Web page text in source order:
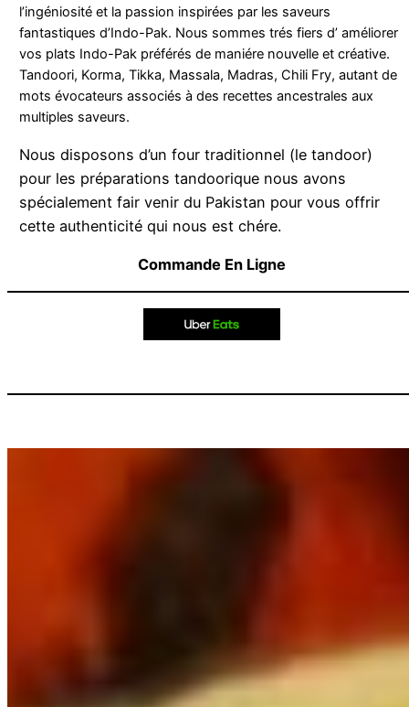
l’ingéniosité et la passion inspirées par les saveurs
fantastiques d’Indo-Pak. Nous sommes trés fiers d’ améliorer
vos plats Indo-Pak préférés de maniére nouvelle et créative.
Tandoori, Korma, Tikka, Massala, Madras, Chili Fry, autant de
mots évocateurs associés à des recettes ancestrales aux
multiples saveurs.
Nous disposons d’un four traditionnel (le tandoor)
pour les préparations tandoorique nous avons
spécialement fair venir du Pakistan pour vous offrir
cette authenticité qui nous est chére.
Commande En Ligne